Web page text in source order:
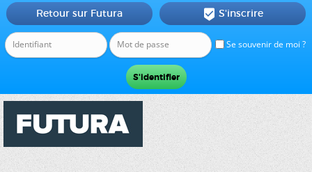
Se souvenir de moi ?
Retour sur Futura  S'inscrire